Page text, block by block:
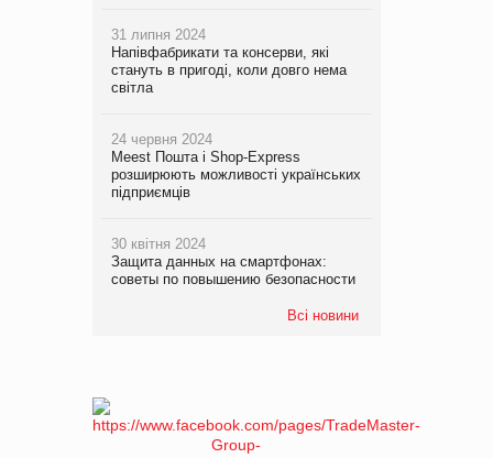
31 липня 2024
Напівфабрикати та консерви, які
стануть в пригоді, коли довго нема
світла
24 червня 2024
Meest Пошта і Shop-Express
розширюють можливості українських
підприємців
30 квітня 2024
Защита данных на смартфонах:
советы по повышению безопасности
Всі новини